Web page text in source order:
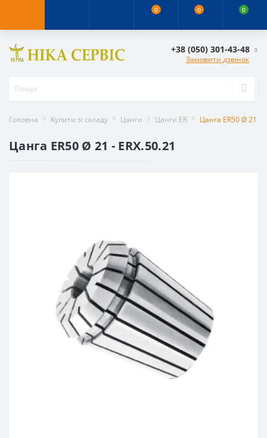
0 0 0
+38 (050) 301-43-48
Замовити дзвінок
Головна Купити зі складу Цанги Цанги ER Цанга ER50 Ø 21 -
Цанга ER50 Ø 21 - ERX.50.21